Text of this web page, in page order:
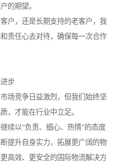
的期望。
户，还是长期支持的老客户，我
责任心去对待，确保每一次合作
步
场竞争日益激烈，但我们始终坚
，才能在行业中立足。
续以“负责、细心、热情”的态度
提升自身实力，拓展更广阔的物
高效、更安全的国际物流解决方